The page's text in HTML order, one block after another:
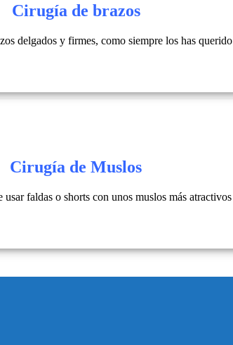
Cirugía de brazos
delgados y firmes, como siempre los has
Cirugía de Muslos
usar faldas o shorts con unos muslos más atractivos